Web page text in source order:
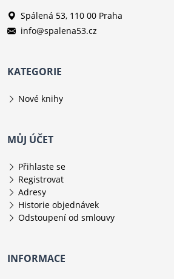
Spálená 53, 110 00 Praha
info@spalena53.cz
KATEGORIE
Nové knihy
MŮJ ÚČET
Přihlaste se
Registrovat
Adresy
Historie objednávek
Odstoupení od smlouvy
INFORMACE